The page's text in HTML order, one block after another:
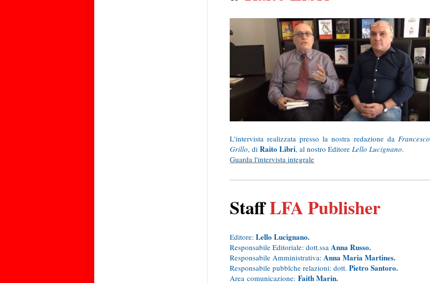
L'intervista realizzata presso la nostra redazione da Francesco
Grillo, diRaito Libri, al nostro EditoreLello Lucignano.
Guarda l'intervista integrale
StaffLFA Publisher
Editore:Lello Lucignano.
Responsabile Editoriale: dott.ssaAnna Russo.
Responsabile Amministrativa:Anna Maria Martines.
Responsabile pubblche relazioni: dott.Pietro Santoro.
Area comunicazione:Faith Marin.